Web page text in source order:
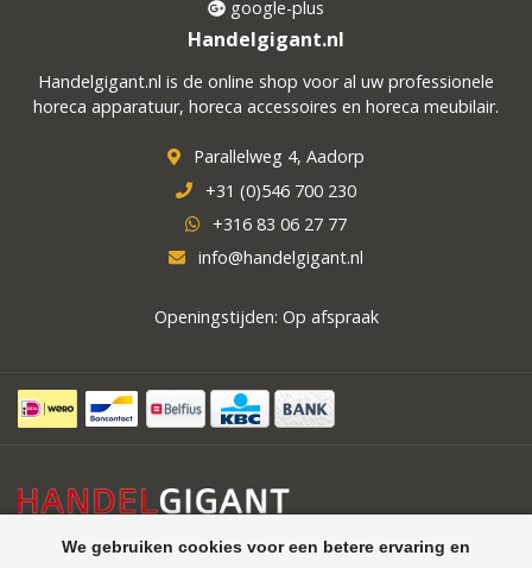
We gebruiken cookies voor een betere ervaring en
google-plus
Handelgigant.nl
Handelgigant.nl is de online shop voor al uw professionele
horeca apparatuur, horeca accessoires en horeca meubilair.
Parallelweg 4, Aadorp
+31 (0)546 700 230
+316 83 06 27 77
info@handelgigant.nl
Openingstijden: Op afspraak